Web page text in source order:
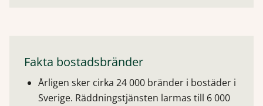
Fakta bostadsbränder
Årligen sker cirka 24 000 bränder i bostäder i
Sverige. Räddningstjänsten larmas till 6 000